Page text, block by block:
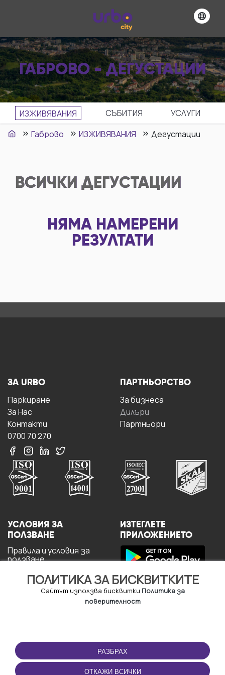
ГАБРОВО - ДЕГУСТАЦИИ
ИЗЖИВЯВАНИЯ СЪБИТИЯ
УСЛУГИ
Габрово
ИЗЖИВЯВАНИЯ Дегустации
ВСИЧКИ ДЕГУСТАЦИИ
НЯМА НАМЕРЕНИ
РЕЗУЛТАТИ
ПОЛИТИКА ЗА БИСКВИТКИТЕ
Сайтът използва бисквитки Политика за
поверителност
РАЗБРАХ
ОТКАЖИ ВСИЧКИ
ЗА URBO
Паркиране
За Hас
Контакти
0700 70 270
ПАРТНЬОРСТВО
За бизнесa
Дилъри
Партньори
УСЛОВИЯ ЗА
ПОЛЗВАНЕ
Правила и условия за
ползване
поверителност
Политика за кукита
ИЗТЕГЛЕТЕ
ПРИЛОЖЕНИЕТО